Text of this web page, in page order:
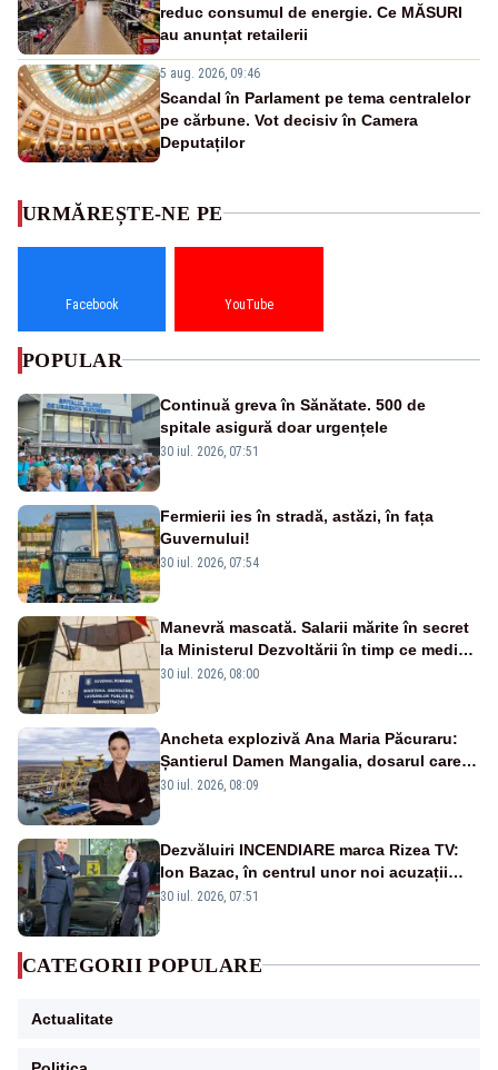
reduc consumul de energie. Ce MĂSURI
au anunțat retailerii
5 aug. 2026, 09:46
Scandal în Parlament pe tema centralelor
pe cărbune. Vot decisiv în Camera
Deputaților
URMĂREȘTE-NE PE
Facebook YouTube
POPULAR
Continuă greva în Sănătate. 500 de
spitale asigură doar urgențele
30 iul. 2026, 07:51
Fermierii ies în stradă, astăzi, în fața
Guvernului!
30 iul. 2026, 07:54
Manevră mascată. Salarii mărite în secret
la Ministerul Dezvoltării în timp ce medicii
ies în stradă
30 iul. 2026, 08:00
Ancheta explozivă Ana Maria Păcuraru:
Șantierul Damen Mangalia, dosarul care
scufundă apărarea României
30 iul. 2026, 08:09
Dezvăluiri INCENDIARE marca Rizea TV:
Ion Bazac, în centrul unor noi acuzații
publice
30 iul. 2026, 07:51
CATEGORII POPULARE
Actualitate